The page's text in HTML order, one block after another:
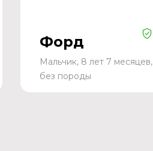
Форд
Мальчик, 8 лет 7 месяцев,
без породы